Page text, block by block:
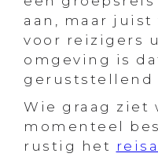
aan, maar juist
voor reizigers
omgeving is
geruststellend
Wie graag ziet
momenteel
rustig het